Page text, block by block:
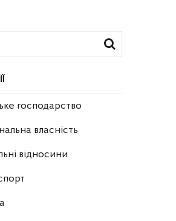
господарство
власність
відносини